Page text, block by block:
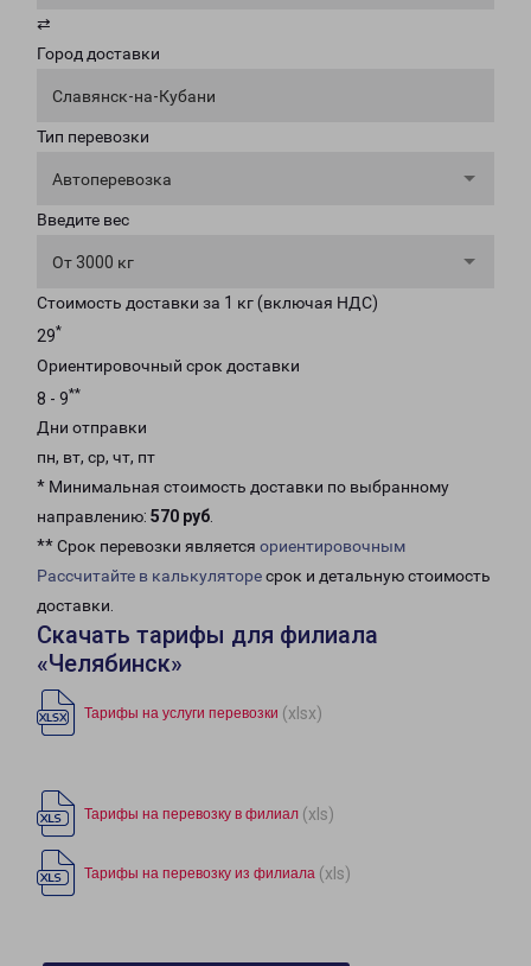
⇄
Город доставки
Славянск-на-Кубани
Тип перевозки
Автоперевозка
Введите вес
От 3000 кг
Стоимость доставки за 1 кг (включая НДС)
29*
Ориентировочный срок доставки
8 - 9**
Дни отправки
пн, вт, ср, чт, пт
* Минимальная стоимость доставки по выбранному
направлению: 570 руб.
** Срок перевозки является ориентировочным
Рассчитайте в калькуляторесрок и детальную стоимость
доставки.
Скачать тарифы для филиала
«Челябинск»
Тарифы на услуги перевозки (xlsx)
Тарифы на перевозку в филиал (xls)
Тарифы на перевозку из филиала (xls)